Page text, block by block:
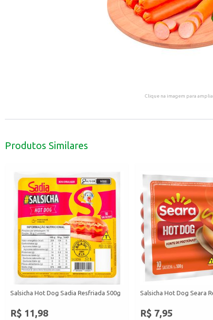
Clique na imagem para
Produtos Similares
Salsicha Hot Dog Sadia Resfriada 500g
R$ 11,98
Salsicha Hot Dog Seara
R$ 7,95